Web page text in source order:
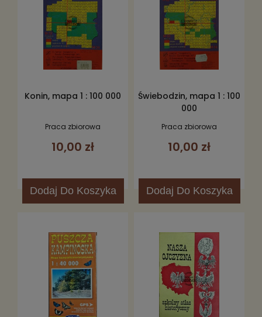
Konin, mapa 1 : 100 000
Praca zbiorowa
10,00 zł
Dodaj Do Koszyka
Świebodzin, mapa 1 : 100
000
Praca zbiorowa
10,00 zł
Dodaj Do Koszyka